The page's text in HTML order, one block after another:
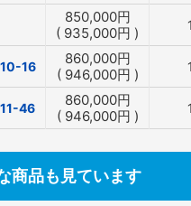
850,000円
( 935,000円 )
16 860,000円
( 946,000円 )
46 860,000円
( 946,000円 )
商品も見ています